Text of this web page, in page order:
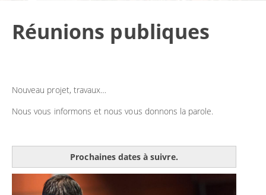
Réunions publiques
Nouveau projet, travaux…
Nous vous informons et nous vous donnons la parole.
Prochaines dates à suivre.